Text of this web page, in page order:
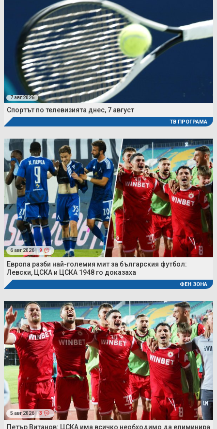
7 авг 2026
Спортът по телевизията днес, 7 август
ТВ ПРОГРАМА
6 авг 2026 | 9
Европа разби най-големия мит за българския футбол:
Левски, ЦСКА и ЦСКА 1948 го доказаха
ФЕН ЗОНА
5 авг 2026 | 3
Петър Витанов: ЦСКА има всичко необходимо да елиминира